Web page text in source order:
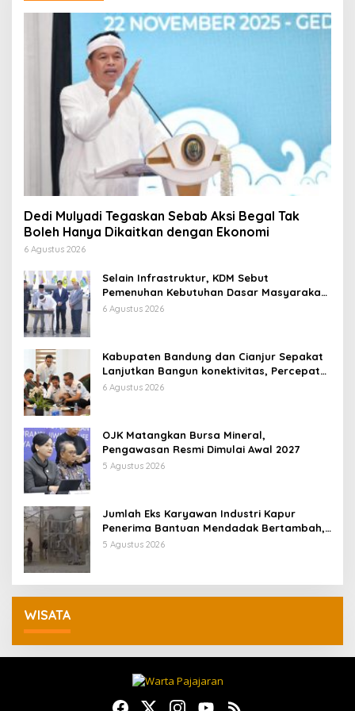
Dedi Mulyadi Tegaskan Sebab Aksi Begal Tak
Boleh Hanya Dikaitkan dengan Ekonomi
6 Agustus 2026
Selain Infrastruktur, KDM Sebut
Pemenuhan Kebutuhan Dasar Masyarakat
Jadi Fokus APBD Jabar 2027
6 Agustus 2026
Kabupaten Bandung dan Cianjur Sepakat
Lanjutkan Bangun konektivitas, Percepat
Pertumbuhan Ekonomi Daerah
6 Agustus 2026
OJK Matangkan Bursa Mineral,
Pengawasan Resmi Dimulai Awal 2027
5 Agustus 2026
Jumlah Eks Karyawan Industri Kapur
Penerima Bantuan Mendadak Bertambah,
KDM: Kita Identifikasi
5 Agustus 2026
WISATA